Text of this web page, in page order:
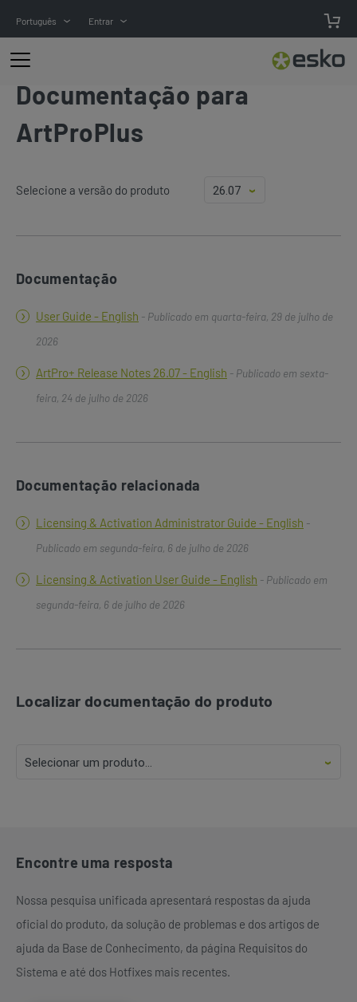
Português Entrar
Documentação para
ArtProPlus
Selecione a versão do produto
Documentação
User Guide - English - Publicado em quarta-feira, 29 de julho de
2026
ArtPro+ Release Notes 26.07 - English - Publicado em sexta-
feira, 24 de julho de 2026
Documentação relacionada
Licensing & Activation Administrator Guide - English -
Publicado em segunda-feira, 6 de julho de 2026
Licensing & Activation User Guide - English - Publicado em
segunda-feira, 6 de julho de 2026
Localizar documentação do produto
Encontre uma resposta
Nossa pesquisa unificada apresentará respostas da ajuda
oficial do produto, da solução de problemas e dos artigos de
ajuda da Base de Conhecimento, da página Requisitos do
Sistema e até dos Hotfixes mais recentes.